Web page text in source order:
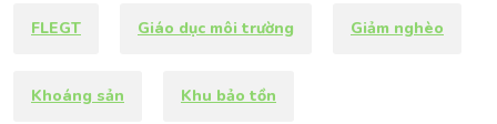
FLEGT Giáo dục môi trường Giảm nghèo
Khoáng sản Khu bảo tồn